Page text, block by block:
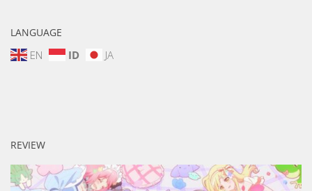
LANGUAGE
EN ID JA
REVIEW